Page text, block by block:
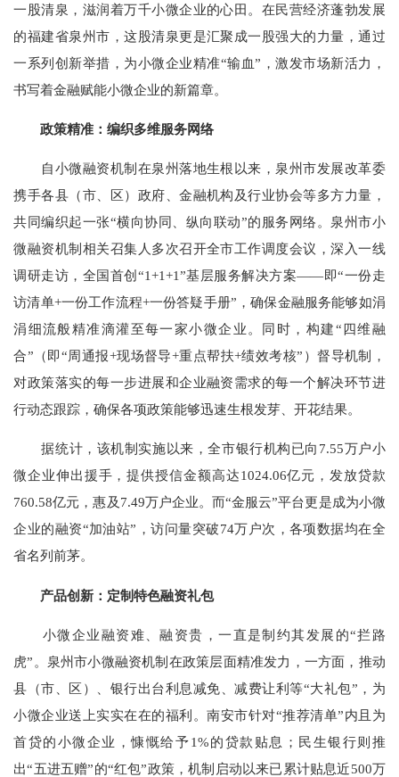
一股清泉，滋润着万千小微企业的心田。在民营经济蓬勃发展
的福建省泉州市，这股清泉更是汇聚成一股强大的力量，通过
一系列创新举措，为小微企业精准“输血”，激发市场新活力，
书写着金融赋能小微企业的新篇章。
政策精准：编织多维服务网络
自小微融资机制在泉州落地生根以来，泉州市发展改革委
携手各县（市、区）政府、金融机构及行业协会等多方力量，
共同编织起一张“横向协同、纵向联动”的服务网络。泉州市小
微融资机制相关召集人多次召开全市工作调度会议，深入一线
调研走访，全国首创“1+1+1”基层服务解决方案——即“一份走
访清单+一份工作流程+一份答疑手册”，确保金融服务能够如涓
涓细流般精准滴灌至每一家小微企业。同时，构建“四维融
合”（即“周通报+现场督导+重点帮扶+绩效考核”）督导机制，
对政策落实的每一步进展和企业融资需求的每一个解决环节进
行动态跟踪，确保各项政策能够迅速生根发芽、开花结果。
据统计，该机制实施以来，全市银行机构已向7.55万户小
微企业伸出援手，提供授信金额高达1024.06亿元，发放贷款
760.58亿元，惠及7.49万户企业。而“金服云”平台更是成为小微
企业的融资“加油站”，访问量突破74万户次，各项数据均在全
省名列前茅。
产品创新：定制特色融资礼包
小微企业融资难、融资贵，一直是制约其发展的“拦路
虎”。泉州市小微融资机制在政策层面精准发力，一方面，推动
县（市、区）、银行出台利息减免、减费让利等“大礼包”，为
小微企业送上实实在在的福利。南安市针对“推荐清单”内且为
首贷的小微企业，慷慨给予1%的贷款贴息；民生银行则推
出“五进五赠”的“红包”政策，机制启动以来已累计贴息近500万